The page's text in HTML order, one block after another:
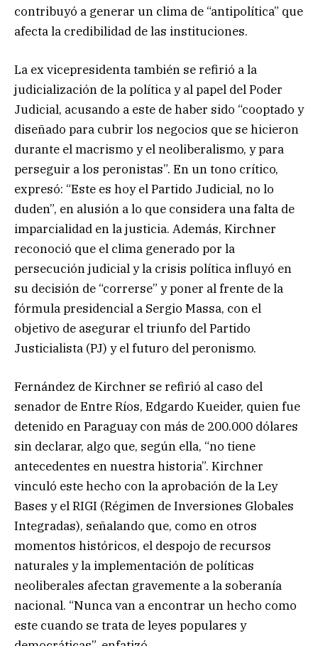
contribuyó a generar un clima de “antipolítica” que
afecta la credibilidad de las instituciones.
La ex vicepresidenta también se refirió a la
judicialización de la política y al papel del Poder
Judicial, acusando a este de haber sido “cooptado y
diseñado para cubrir los negocios que se hicieron
durante el macrismo y el neoliberalismo, y para
perseguir a los peronistas”. En un tono crítico,
expresó: “Este es hoy el Partido Judicial, no lo
duden”, en alusión a lo que considera una falta de
imparcialidad en la justicia. Además, Kirchner
reconoció que el clima generado por la
persecución judicial y la crisis política influyó en
su decisión de “correrse” y poner al frente de la
fórmula presidencial a Sergio Massa, con el
objetivo de asegurar el triunfo del Partido
Justicialista (PJ) y el futuro del peronismo.
Fernández de Kirchner se refirió al caso del
senador de Entre Ríos, Edgardo Kueider, quien fue
detenido en Paraguay con más de 200.000 dólares
sin declarar, algo que, según ella, “no tiene
antecedentes en nuestra historia”. Kirchner
vinculó este hecho con la aprobación de la Ley
Bases y el RIGI (Régimen de Inversiones Globales
Integradas), señalando que, como en otros
momentos históricos, el despojo de recursos
naturales y la implementación de políticas
neoliberales afectan gravemente a la soberanía
nacional. “Nunca van a encontrar un hecho como
este cuando se trata de leyes populares y